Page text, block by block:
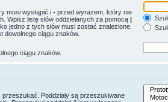
musi wystąpić i - przed wyrazem, który nie
Wpisz listę słów oddzielanych za pomocą |
jedno z tych słów musi zostać znalezione.
dowolnego ciągu znaków.
ciągu znaków.
przeszukać. Poddziały są przeszukiwane